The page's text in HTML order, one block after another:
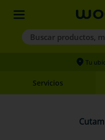
Buscar productos,
Términos más buscados
2.
hills
Tu
Servicios